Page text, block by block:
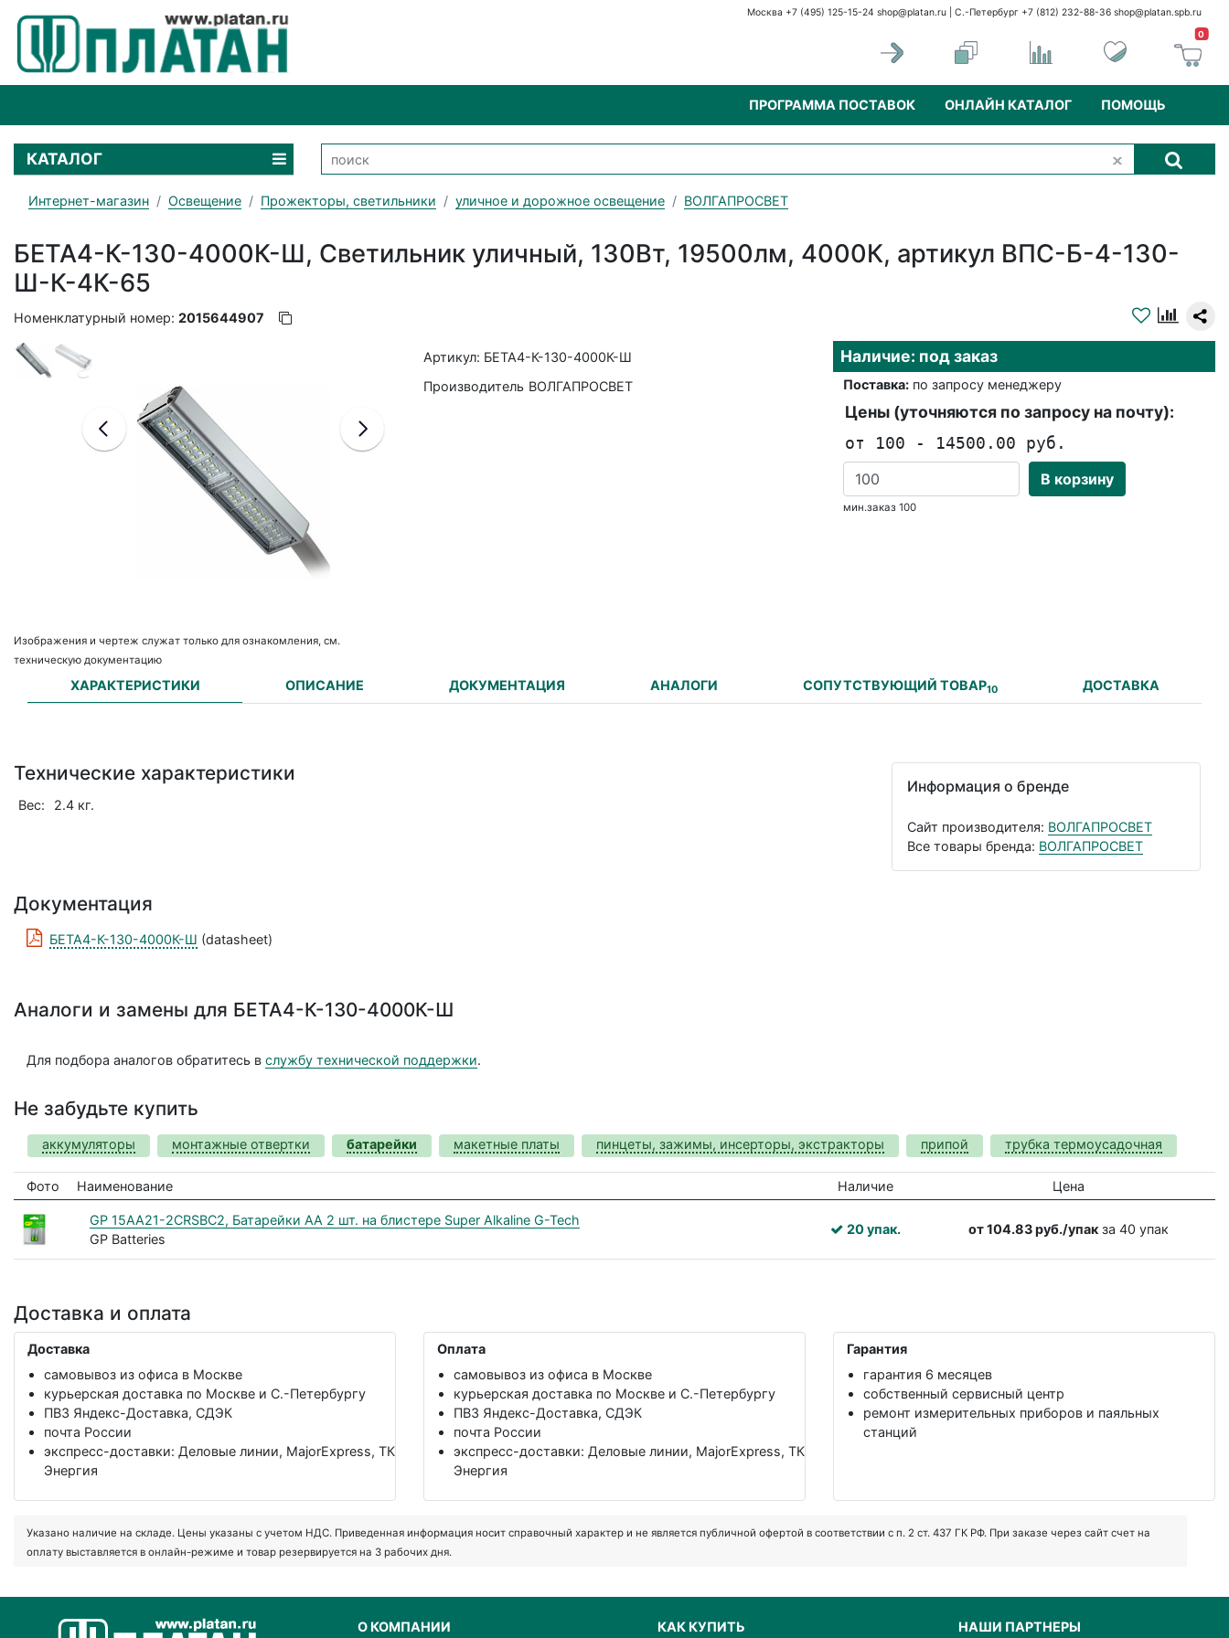
Москва +7 (495) 125-15-24 shop@platan.ru | С.-Петербург +7 (812) 232-88-36 shop@platan.spb.ru
0
ПРОГРАММА ПОСТАВОК ОНЛАЙН КАТАЛОГ ПОМОЩЬ
КАТАЛОГ
Интернет-магазин Освещение Прожекторы, светильники уличное и дорожное освещение ВОЛГАПРОСВЕТ
БЕТА4-К-130-4000К-Ш, Светильник уличный, 130Вт, 19500лм, 4000К, артикул ВПС-Б-4-130-
Ш-К-4К-65
Номенклатурный номер: 2015644907
Изображения и чертеж служат только для ознакомления, см.
техническую документацию
Артикул: БЕТА4-К-130-4000К-Ш
Производитель ВОЛГАПРОСВЕТ
Наличие: под заказ
Поставка:по запросу менеджеру
Цены (уточняются по запросу на почту):
от 100 - 14500.00 руб.
В корзину
мин.заказ 100
ХАРАКТЕРИСТИКИ ОПИСАНИЕ ДОКУМЕНТАЦИЯ АНАЛОГИ СОПУТСТВУЮЩИЙ ТОВАР10 ДОСТАВКА
Технические характеристики
Вес: 2.4 кг.
Информация о бренде
Сайт производителя: ВОЛГАПРОСВЕТ
Все товары бренда: ВОЛГАПРОСВЕТ
Документация
БЕТА4-К-130-4000К-Ш (datasheet)
Аналоги и замены для БЕТА4-К-130-4000К-Ш
Для подбора аналогов обратитесь вслужбу технической поддержки.
Не забудьте купить
аккумуляторы монтажные отвертки батарейки макетные платы пинцеты, зажимы, инсерторы, экстракторы припой трубка термоусадочная
Фото Наименование Наличие Цена
GP 15AA21-2CRSBC2, Батарейки АА 2 шт. на блистере Super Alkaline G-Tech
GP Batteries
20 упак. от 104.83 руб./упакза 40 упак
Доставка и оплата
Доставка
самовывоз из офиса в Москве
курьерская доставка по Москве и С.-Петербургу
ПВЗ Яндекс-Доставка, СДЭК
почта России
экспресс-доставки: Деловые линии, MajorExpress, ТК
Энергия
Оплата
самовывоз из офиса в Москве
курьерская доставка по Москве и С.-Петербургу
ПВЗ Яндекс-Доставка, СДЭК
почта России
экспресс-доставки: Деловые линии, MajorExpress, ТК
Энергия
Гарантия
гарантия 6 месяцев
собственный сервисный центр
ремонт измерительных приборов и паяльных
станций
Указано наличие на складе. Цены указаны с учетом НДС. Приведенная информация носит справочный характер и не является публичной офертой в соответствии с п. 2 ст. 437 ГК РФ. При заказе через сайт счет на
оплату выставляется в онлайн-режиме и товар резервируется на 3 рабочих дня.
О КОМПАНИИ КАК КУПИТЬ НАШИ ПАРТНЕРЫ